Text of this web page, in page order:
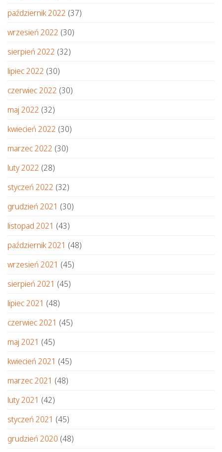
październik 2022 (37)
wrzesień 2022 (30)
sierpień 2022 (32)
lipiec 2022 (30)
czerwiec 2022 (30)
maj 2022 (32)
kwiecień 2022 (30)
marzec 2022 (30)
luty 2022 (28)
styczeń 2022 (32)
grudzień 2021 (30)
listopad 2021 (43)
październik 2021 (48)
wrzesień 2021 (45)
sierpień 2021 (45)
lipiec 2021 (48)
czerwiec 2021 (45)
maj 2021 (45)
kwiecień 2021 (45)
marzec 2021 (48)
luty 2021 (42)
styczeń 2021 (45)
grudzień 2020 (48)